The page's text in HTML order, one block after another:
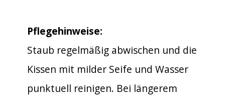
Pflegehinweise:
Staub regelmäßig abwischen und die
Kissen mit milder Seife und Wasser
punktuell reinigen. Bei längerem